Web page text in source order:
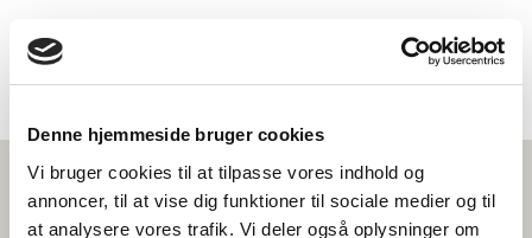
Denne hjemmeside bruger cookies
Vi bruger cookies til at tilpasse vores indhold og
annoncer, til at vise dig funktioner til sociale medier og til
at analysere vores trafik. Vi deler også oplysninger om
SAMANKALTAISTA